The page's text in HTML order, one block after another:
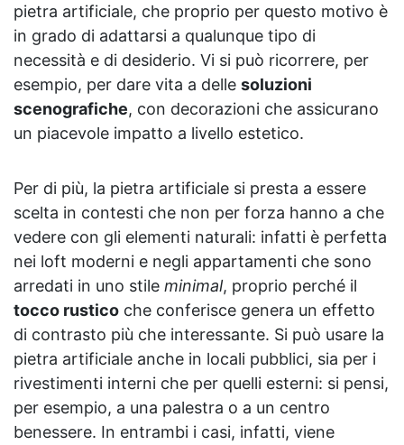
pietra artificiale, che proprio per questo motivo è
in grado di adattarsi a qualunque tipo di
necessità e di desiderio. Vi si può ricorrere, per
esempio, per dare vita a delle soluzioni
scenografiche, con decorazioni che assicurano
un piacevole impatto a livello estetico.
Per di più, la pietra artificiale si presta a essere
scelta in contesti che non per forza hanno a che
vedere con gli elementi naturali: infatti è perfetta
nei loft moderni e negli appartamenti che sono
arredati in uno stile minimal, proprio perché il
tocco rustico che conferisce genera un effetto
di contrasto più che interessante. Si può usare la
pietra artificiale anche in locali pubblici, sia per i
rivestimenti interni che per quelli esterni: si pensi,
per esempio, a una palestra o a un centro
benessere. In entrambi i casi, infatti, viene